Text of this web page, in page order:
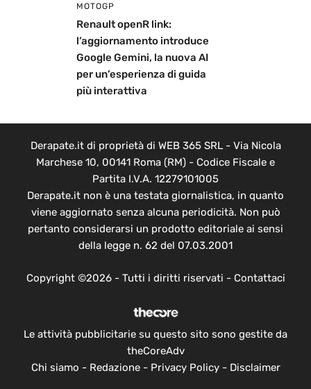
MOTOGP
Renault openR link:
l’aggiornamento introduce
Google Gemini, la nuova AI
per un’esperienza di guida
più interattiva
Derapate.it di proprietà di WEB 365 SRL - Via Nicola
Marchese 10, 00141 Roma (RM) - Codice Fiscale e
Partita I.V.A. 12279101005
Derapate.it non è una testata giornalistica, in quanto
viene aggiornato senza alcuna periodicità. Non può
pertanto considerarsi un prodotto editoriale ai sensi
della legge n. 62 del 07.03.2001
Copyright ©2026 - Tutti i diritti riservati - Contattaci
Le attività pubblicitarie su questo sito sono gestite da
theCoreAdv
Chi siamo - Redazione- Privacy Policy- Disclaimer